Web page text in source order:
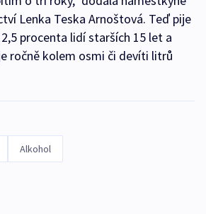
Lenka Teska Arnoštová. Teď pije
procenta lidí starších 15 let a
ročně kolem osmi či devíti litrů
Alkohol